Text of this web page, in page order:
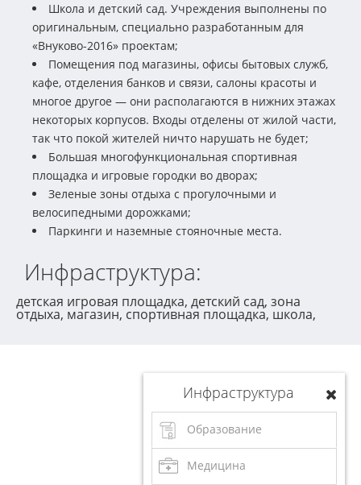
Школа и детский сад. Учреждения выполнены по
оригинальным, специально разработанным для
«Внуково-2016» проектам;
Помещения под магазины, офисы бытовых служб,
кафе, отделения банков и связи, салоны красоты и
многое другое — они располагаются в нижних этажах
некоторых корпусов. Входы отделены от жилой части,
так что покой жителей ничто нарушать не будет;
Большая многофункциональная спортивная
площадка и игровые городки во дворах;
Зеленые зоны отдыха с прогулочными и
велосипедными дорожками;
Паркинги и наземные стояночные места.
Инфраструктура:
детская игровая площадка, детский сад, зона
отдыха, магазин, спортивная площадка, школа,
Инфраструктура
Образование
Медицина